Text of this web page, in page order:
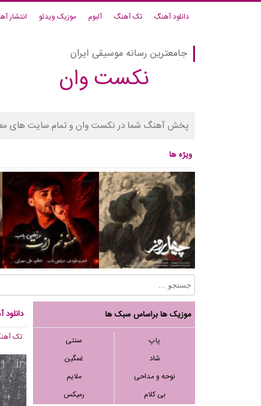
دانلود آهنگ تک آهنگ آلبوم موزیک ویدئو انتشار
جامعترین رسانه موسیقی ایران
نکست وان
پخش آهنگ شما در نکست وان و تمام سایت های
ویژه ها
موزیک ها براساس سبک ها
پاپ
سنتی
شاد
غمگین
نوحه و مداحی
ملایم
بی کلام
رمیکس
تک